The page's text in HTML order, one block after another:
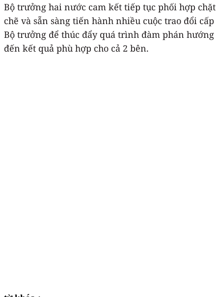
Bộ trưởng hai nước cam kết tiếp tục phối hợp chặt
chẽ và sẵn sàng tiến hành nhiều cuộc trao đổi cấp
Bộ trưởng để thúc đẩy quá trình đàm phán hướng
đến kết quả phù hợp cho cả 2 bên.